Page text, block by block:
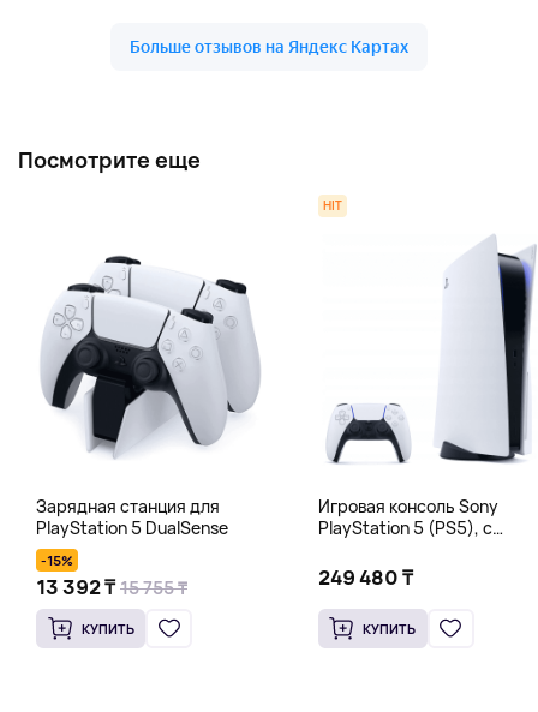
Посмотрите еще
Зарядная станция для
PlayStation 5 DualSense
-15%
13 392 ₸ 15 755 ₸
КУПИТЬ
HIT
Игровая консоль Sony
PlayStation 5 (PS5), с
249 480 ₸
КУПИТЬ